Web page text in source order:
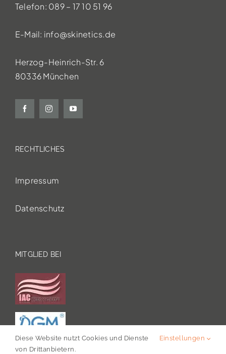
Telefon: 089 – 17 10 51 96
E-Mail: info@skinetics.de
Herzog-Heinrich-Str. 6
80336 München
RECHTLICHES
Impressum
Datenschutz
MITGLIED BEI
Diese Website nutzt Cookies und Dienste
von Drittanbietern.
Einstellungen